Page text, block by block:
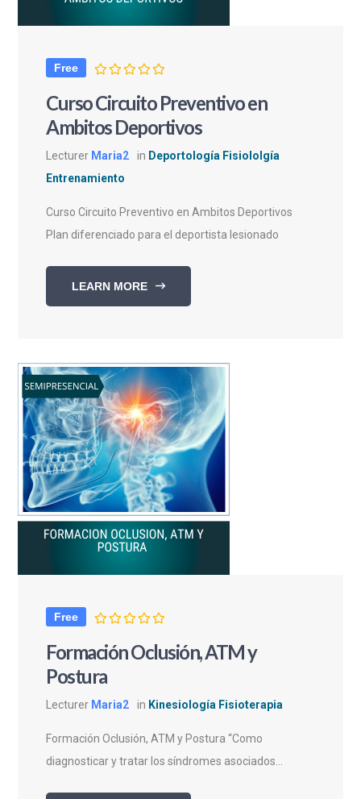
Free
Curso Circuito Preventivo en
Ambitos Deportivos
Lecturer Maria2 in Deportología Fisiololgía
Entrenamiento
Curso Circuito Preventivo en Ambitos Deportivos
Plan diferenciado para el deportista lesionado
LEARN MORE
Free
Formación Oclusión, ATM y
Postura
Lecturer Maria2 in Kinesiología Fisioterapia
Formación Oclusión, ATM y Postura “Como
diagnosticar y tratar los síndromes asociados...